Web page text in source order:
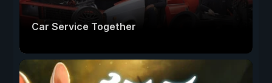
Car Service Together